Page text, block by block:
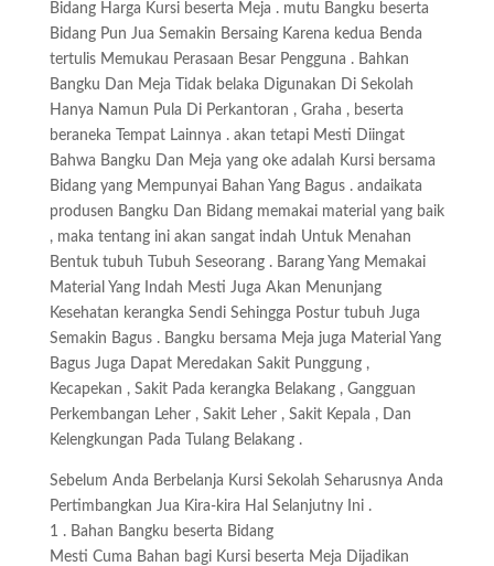
Bidang Harga Kursi beserta Meja . mutu Bangku beserta
Bidang Pun Jua Semakin Bersaing Karena kedua Benda
tertulis Memukau Perasaan Besar Pengguna . Bahkan
Bangku Dan Meja Tidak belaka Digunakan Di Sekolah
Hanya Namun Pula Di Perkantoran , Graha , beserta
beraneka Tempat Lainnya . akan tetapi Mesti Diingat
Bahwa Bangku Dan Meja yang oke adalah Kursi bersama
Bidang yang Mempunyai Bahan Yang Bagus . andaikata
produsen Bangku Dan Bidang memakai material yang baik
, maka tentang ini akan sangat indah Untuk Menahan
Bentuk tubuh Tubuh Seseorang . Barang Yang Memakai
Material Yang Indah Mesti Juga Akan Menunjang
Kesehatan kerangka Sendi Sehingga Postur tubuh Juga
Semakin Bagus . Bangku bersama Meja juga Material Yang
Bagus Juga Dapat Meredakan Sakit Punggung ,
Kecapekan , Sakit Pada kerangka Belakang , Gangguan
Perkembangan Leher , Sakit Leher , Sakit Kepala , Dan
Kelengkungan Pada Tulang Belakang .
Sebelum Anda Berbelanja Kursi Sekolah Seharusnya Anda
Pertimbangkan Jua Kira-kira Hal Selanjutny Ini .
1 . Bahan Bangku beserta Bidang
Mesti Cuma Bahan bagi Kursi beserta Meja Dijadikan